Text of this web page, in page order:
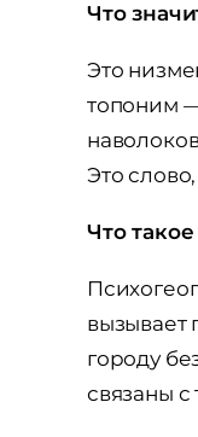
Что
Это
топоним
Это
Что
вызывает
городу
связаны